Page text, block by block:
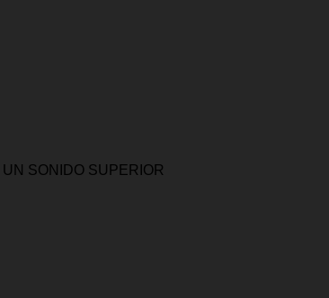
SONIDO SUPERIOR